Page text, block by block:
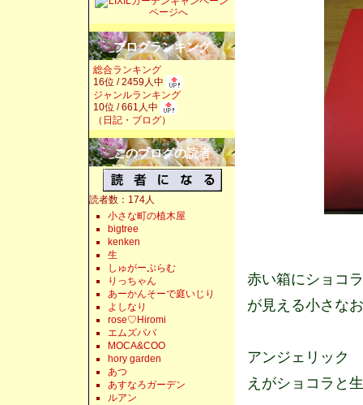
赤い箱にショコ
が見える小さな
アンジェリック
えがショコラと
ブログランキング
総合ランキング
16位 / 2459人中
ジャンルランキング
10位 / 661人中
（ 日記・ブログ）
このブログの読者
読者数：174人
小さな町の植木屋
bigtree
kenken
生
しゅがーぷらむ
りっちゃん
あーかんそーで庭いじり
よしなり
rose♡Hiromi
エムズパパ
MOCA&COO
hory garden
あつ
あすなろガーデン
ルアン